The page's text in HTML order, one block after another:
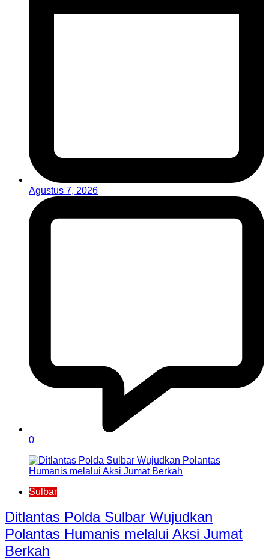
Agustus 7, 2026
0
Sulbar
Ditlantas Polda Sulbar Wujudkan
Polantas Humanis melalui Aksi Jumat
Berkah